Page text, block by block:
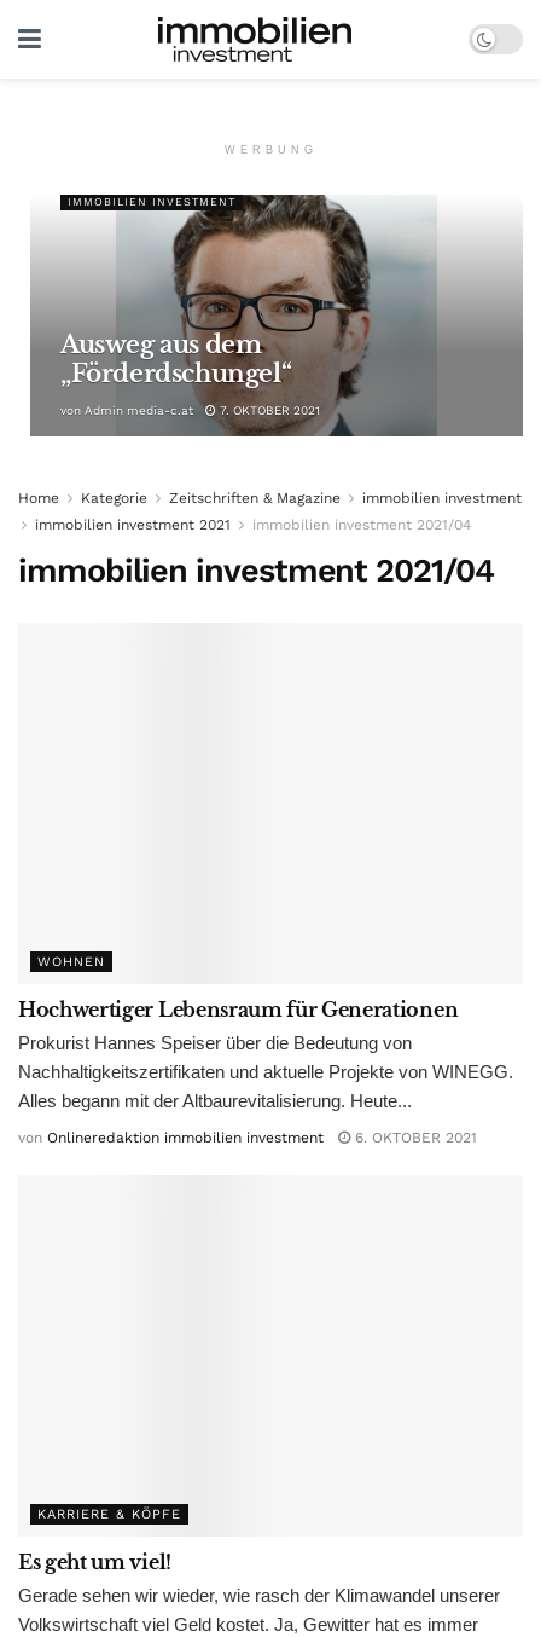
WERBUNG
IMMOBILIEN INVESTMENT
Ausweg aus dem
„Förderdschungel“
von Admin media-c.at 7. OKTOBER 2021
Home Kategorie Zeitschriften & Magazine
immobilien investment
immobilien investment 2021
immobilien investment 2021/04
immobilien investment 2021/04
WOHNEN
Hochwertiger Lebensraum für Generationen
Prokurist Hannes Speiser über die Bedeutung von
Nachhaltigkeitszertifikaten und aktuelle Projekte von WINEGG.
Alles begann mit der Altbaurevitalisierung. Heute...
von Onlineredaktion immobilien investment 6. OKTOBER 2021
KARRIERE & KÖPFE
Es geht um viel!
Gerade sehen wir wieder, wie rasch der Klimawandel unserer
Volkswirtschaft viel Geld kostet. Ja, Gewitter hat es immer